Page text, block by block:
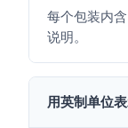
每个包装内
说明。
用英制单位